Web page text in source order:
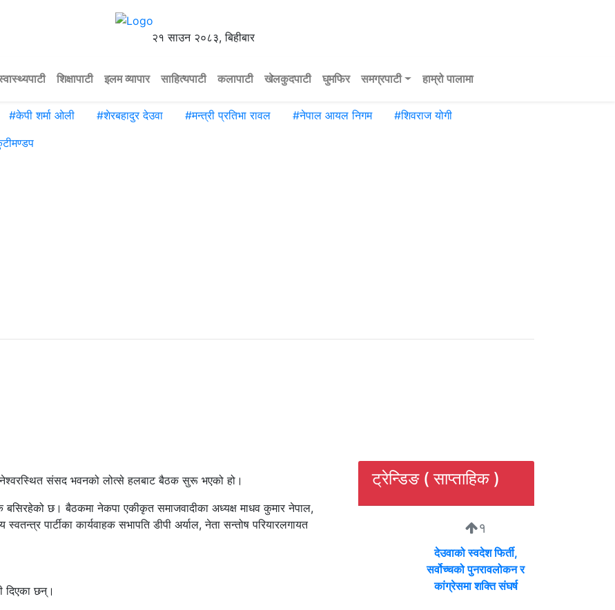
२१ साउन २०८३, बिहीबार
शिक्षापाटी इलम व्यापार साहित्यपाटी कलापाटी खेलकुदपाटी घुमफिर समग्रपाटी हाम्रो पालामा
#केपी शर्मा ओली #शेरबहादुर देउवा #मन्त्री प्रतिभा रावल #नेपाल आयल निगम #शिवराज योगी
संसद भवनको लोत्से हलबाट बैठक सुरू भएको हो।
बसिरहेको छ। बैठकमा नेकपा एकीकृत समाजवादीका अध्यक्ष माधव कुमार नेपाल,
स्वतन्त्र पार्टीका कार्यवाहक सभापति डीपी अर्याल, नेता सन्तोष परियारलगायत
दिएका छन्।
ट्रेन्डिङ ( साप्ताहिक )
१
देउवाको स्वदेश फिर्ती,
सर्वोच्चको पुनरावलोकन र
कांग्रेसमा शक्ति संघर्ष